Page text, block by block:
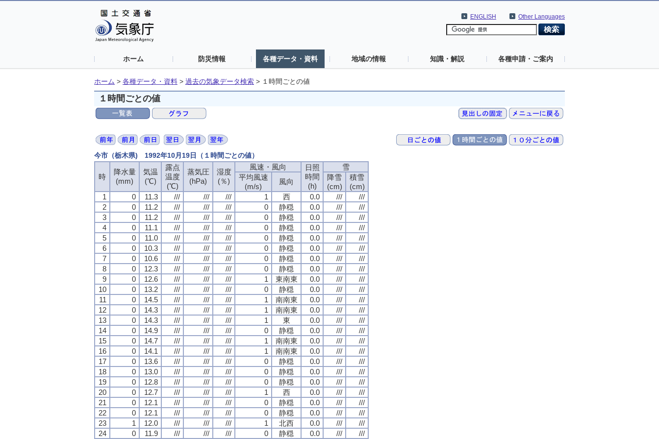
Other Languages
ENGLISH
ホーム 防災情報 各種データ・資料 地域の情報 知識・解説 各種申請・ご案内
ホーム > 各種データ・資料 > 過去の気象データ検索 > １時間ごとの値
１時間ごとの値
今市（栃木県) 1992年10月19日（１時間ごとの値）
時
降水量
(mm)
気温
(℃)
露点
温度
(℃)
蒸気圧
(hPa)
湿度
(％)
風速・風向
日照
時間
(h)
雪
平均風速
(m/s)
風向
降雪
(cm)
積雪
(cm)
1
0 11.3 /// /// /// 1 西 0.0 ///
///
2
0 11.2 /// /// /// 0 静穏 0.0 ///
///
3
0 11.2 /// /// /// 0 静穏 0.0 ///
///
4
0 11.1 /// /// /// 0 静穏 0.0 ///
///
5
0 11.0 /// /// /// 0 静穏 0.0 ///
///
6
0 10.3 /// /// /// 0 静穏 0.0 ///
///
7
0 10.6 /// /// /// 0 静穏 0.0 ///
///
8
0 12.3 /// /// /// 0 静穏 0.0 ///
///
9
0 12.6 /// /// /// 1 東南東 0.0 ///
///
10
0 13.2 /// /// /// 0 静穏 0.0 ///
///
11
0 14.5 /// /// /// 1 南南東 0.0 ///
///
12
0 14.3 /// /// /// 1 南南東 0.0 ///
///
13
0 14.3 /// /// /// 1 東 0.0 ///
///
14
0 14.9 /// /// /// 0 静穏 0.0 ///
///
15
0 14.7 /// /// /// 1 南南東 0.0 ///
///
16
0 14.1 /// /// /// 1 南南東 0.0 ///
///
17
0 13.6 /// /// /// 0 静穏 0.0 ///
///
18
0 13.0 /// /// /// 0 静穏 0.0 ///
///
19
0 12.8 /// /// /// 0 静穏 0.0 ///
///
20
0 12.7 /// /// /// 1 西 0.0 ///
///
21
0 12.1 /// /// /// 0 静穏 0.0 ///
///
22
0 12.1 /// /// /// 0 静穏 0.0 ///
///
23
1 12.0 /// /// /// 1 北西 0.0 ///
///
24
0 11.9 /// /// /// 0 静穏 0.0 /// ///